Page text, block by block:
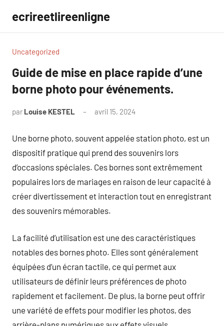
contenu
ecrireetlireenligne
Uncategorized
Guide de mise en place rapide d’une
borne photo pour événements.
par Louise KESTEL avril 15, 2024
Une borne photo, souvent appelée station photo, est un
dispositif pratique qui prend des souvenirs lors
d’occasions spéciales. Ces bornes sont extrêmement
populaires lors de mariages en raison de leur capacité à
créer divertissement et interaction tout en enregistrant
des souvenirs mémorables.
La facilité d’utilisation est une des caractéristiques
notables des bornes photo. Elles sont généralement
équipées d’un écran tactile, ce qui permet aux
utilisateurs de définir leurs préférences de photo
rapidement et facilement. De plus, la borne peut offrir
une variété de effets pour modifier les photos, des